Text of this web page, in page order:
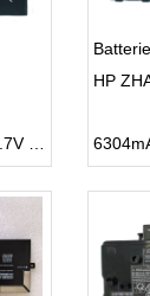
6180mAh/47.58WH | 7.7V | Li-ion ...
HP